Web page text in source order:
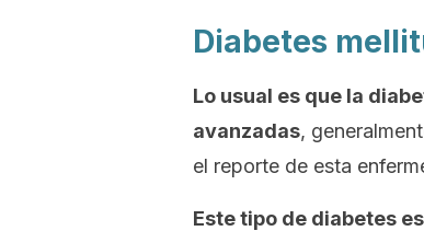
Diabetes
Lo usual es que la
avanzadas,
el reporte de esta
Este tipo de diabetes